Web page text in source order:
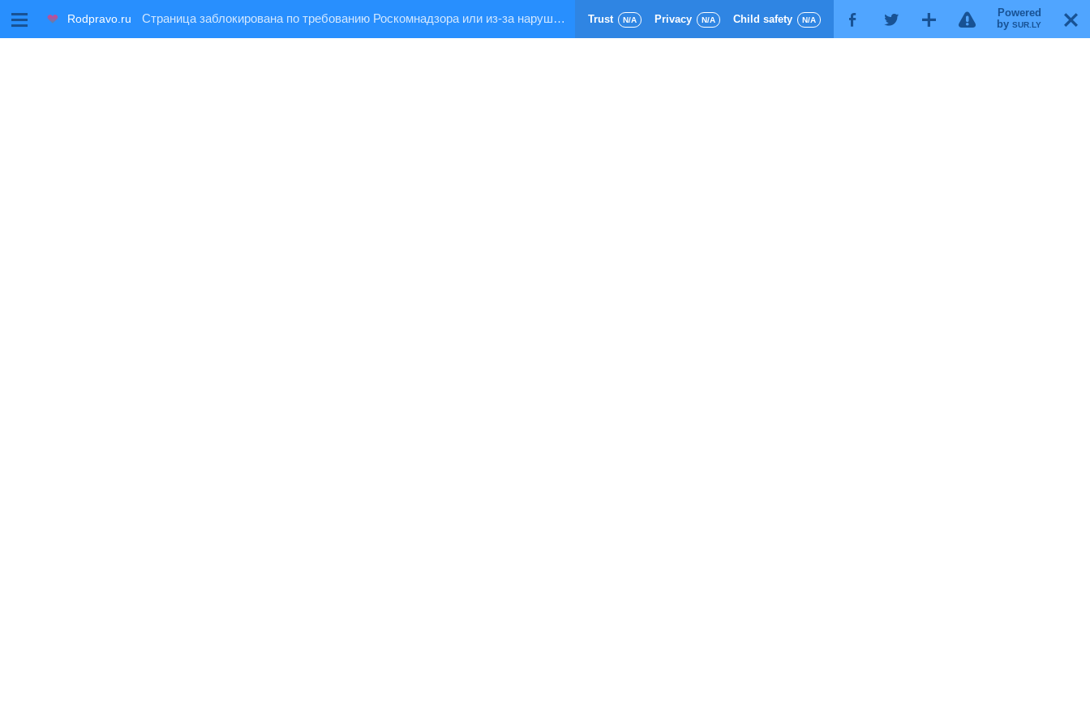
M Rodpravo.ru X
Powered
by SUR.LY
!
G
T
F
Trust N/A Privacy N/A Child safety N/A
Страница заблокирована по требованию Роскомнадзора или из-за нарушения правил хостинга!